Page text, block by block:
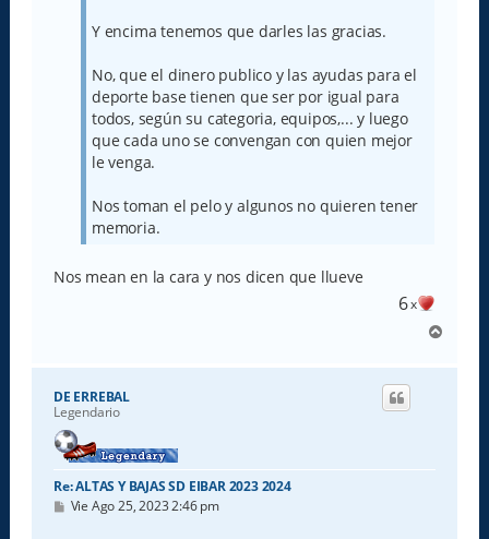
Y encima tenemos que darles las gracias.
No, que el dinero publico y las ayudas para el
deporte base tienen que ser por igual para
todos, según su categoria, equipos,... y luego
que cada uno se convengan con quien mejor
le venga.
Nos toman el pelo y algunos no quieren tener
memoria.
Nos mean en la cara y nos dicen que llueve
6x
r
DE ERREBAL
Legendario
Re: ALTAS Y BAJAS SD EIBAR 2023 2024
M
Vie Ago 25, 2023 2:46 pm